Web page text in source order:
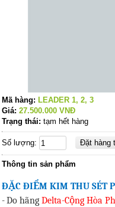
Mã hàng: LEADER 1, 2, 3
Giá: 27.500.000 VNĐ
Trạng thái: tạm hết hàng
Số lượng:
Thông tin sản phẩm
ĐẶC ĐIỂM KIM THU SÉT
-Do hãng Delta-Cộng Hòa